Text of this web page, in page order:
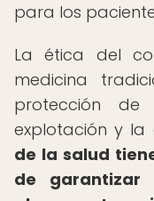
para los
La ética del
medicina
protección
explotación y la
de la salud
de garantizar